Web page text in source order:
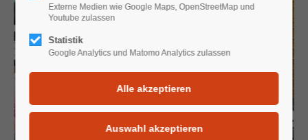
Anmelden
Lost your password?
Externe Medien wie Google Maps, OpenStreetMap und
Youtube zulassen
Statistik
Google Analytics und Matomo Analytics zulassen